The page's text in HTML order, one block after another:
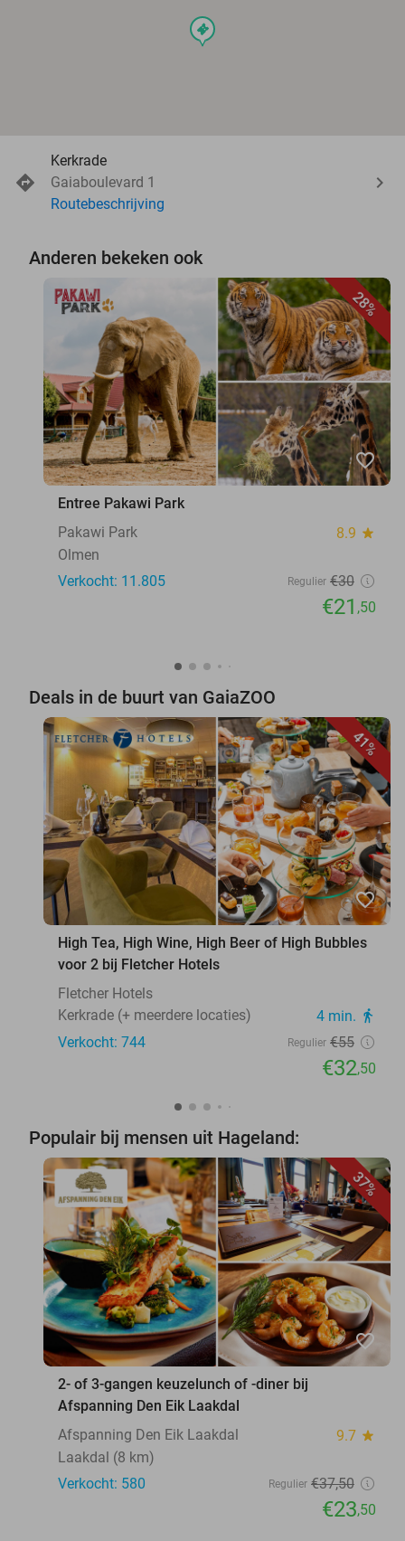
events
Kerkrade
Gaiaboulevard 1
Routebeschrijving
Anderen bekeken ook
28%
favorite_border
Entree Pakawi Park
Pakawi Park
8.9 star
Olmen
Verkocht: 11.805
Regulier €30
€21 ,50
Deals in de buurt van GaiaZOO
41%
favorite_border
High Tea, High Wine, High Beer of High Bubbles
voor 2 bij Fletcher Hotels
Fletcher Hotels
Kerkrade (+ meerdere locaties)
4 min. directions_walk
Verkocht: 744 Regulier €55
€32,50
Populair bij mensen uit Hageland:
37%
favorite_border
2- of 3-gangen keuzelunch of -diner bij
Afspanning Den Eik Laakdal
Afspanning Den Eik Laakdal
9.7 star
Laakdal (8 km)
Verkocht: 580
Regulier €37,50
€23,50